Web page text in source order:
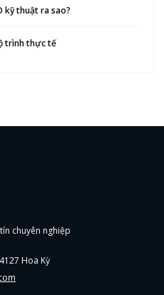
kỹ thuật ra sao?
trình thực tế
chuyên nghiệp
Hoa Kỳ